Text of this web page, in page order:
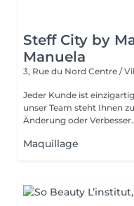
Steff City by
Manuela
3, Rue du Nord Centre /
Jeder Kunde ist
unser Team steht Ihnen
Änderung oder
Maquillage